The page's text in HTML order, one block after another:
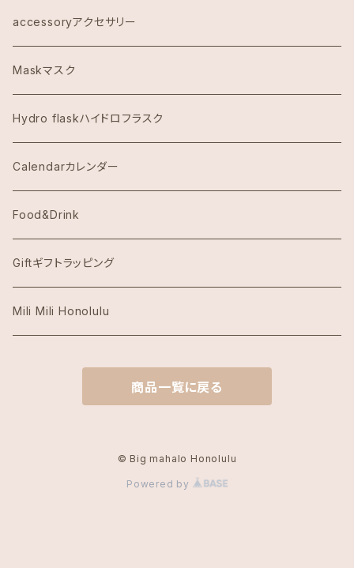
COACHコーチ
Dawn to Earth ダウントゥーアース
Dean & DeLuca ディーンアンドデルーカ
Eggs's Things エッグスンシングス
Hawaii Hotel Item
Honolulu Coffeeホノルルコーヒー
Island Slipperアイランドスリッパ
KAI COFFEE カイコーヒー
Kate Spade ケイトスペード
accessoryアクセサリー
Maskマスク
Hydro flaskハイドロフラスク
Calendarカレンダー
Food&Drink
Giftギフトラッピング
Mili Mili Honolulu
商品一覧に戻る
© Big mahalo Honolulu
Powered by